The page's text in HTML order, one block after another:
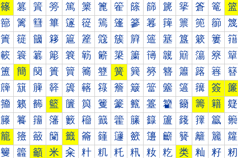
篠 篡 篢 篣 篤 篥 篦 篧 篨 篩 篪 篫 篬 篭 篮
篰 篱 篲 篳 篴 篵 篶 篷 篸 篹 篺 篻 篼 篽 篾
簀 簁 簂 簃 簄 簅 簆 簇 簈 簉 簊 簋 簌 簍 簎
簐 簑 簒 簓 簔 簕 簖 簗 簘 簙 簚 簛 簜 簝 簞
簠 簡 簢 簣 簤 簥 簦 簧 簨 簩 簪 簫 簬 簭 簮
簰 簱 簲 簳 簴 簵 簶 簷 簸 簹 簺 簻 簼 簽 簾
籀 籁 籂 籃 籄 籅 籆 籇 籈 籉 籊 籋 籌 籍 籎
籐 籑 籒 籓 籔 籕 籖 籗 籘 籙 籚 籛 籜 籝 籞
籠 籡 籢 籣 籤 籥 籦 籧 籨 籩 籪 籫 籬 籭 籮
籰 籱 籲 米 籴 籵 籶 籷 籸 籹 籺 类 籼 籽 籾